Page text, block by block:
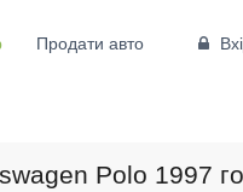
Продати авто
Polo 1997